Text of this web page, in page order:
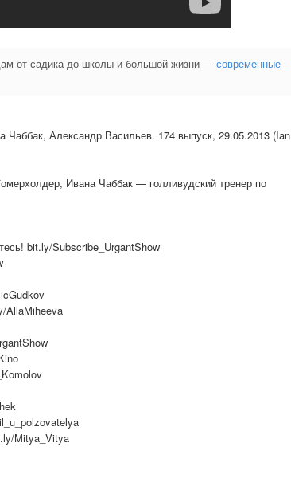
от садика до школы и большой жизни — современные
Александр Васильев. 174 выпуск, 29.05.2013 (Ian
Ивана Чаббак — голливудский тренер по
bit.ly/Subscribe_UrgantShow
AllaMiheeva
Mitya_Vitya